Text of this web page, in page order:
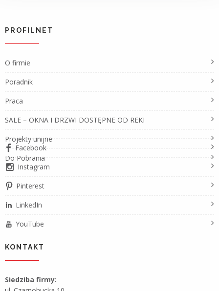
PROFILNET
O firmie
Poradnik
Praca
SALE – OKNA I DRZWI DOSTĘPNE OD REKI
Projekty unijne
Do Pobrania
Facebook
Instagram
Pinterest
LinkedIn
YouTube
KONTAKT
Siedziba firmy: